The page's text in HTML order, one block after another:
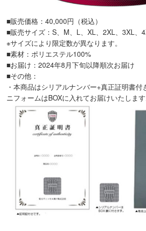
■販売価格：40,000円（税込）
■販売サイズ：S、M、L、XL、2XL、3XL、
※サイズにより限定数が異なります。
■素材：ポリエステル100%
■お届け：2024年8月下旬以降順次お届け
■その他：
・本商品はシリアルナンバー+真正証明書
ニフォームはBOXに入れてお届けいたします